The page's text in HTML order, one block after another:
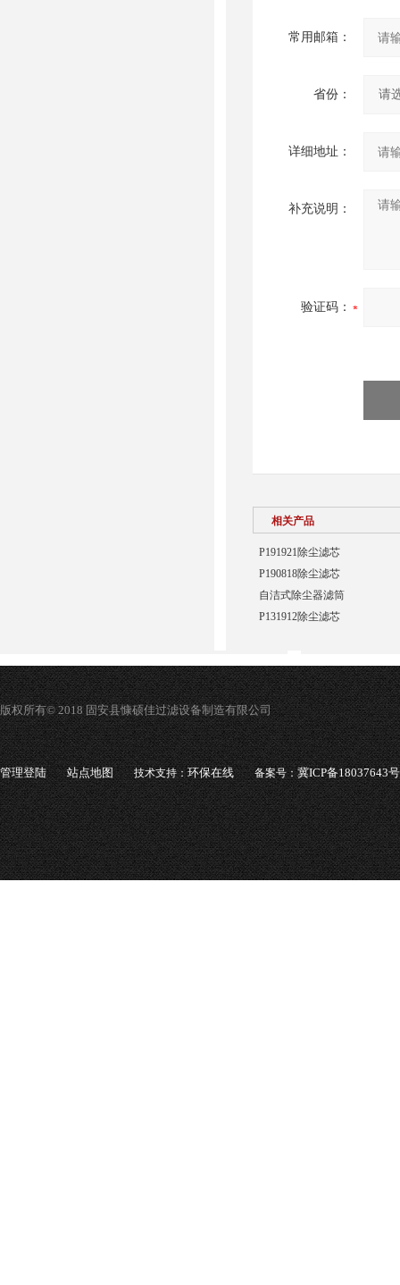
常用邮箱：
省份：
详细地址：
补充说明：
验证码：
相关产品
P191921除尘滤芯
P190818除尘滤芯
自洁式除尘器滤筒
P131912除尘滤芯
版权所有© 2018 固安县慷硕佳过滤设备制造有限公司
管理登陆 站点地图 技术支持：环保在线 备案号：冀ICP备18037643